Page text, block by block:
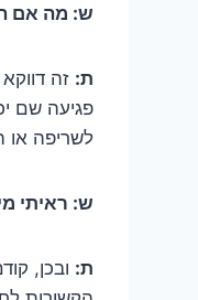
ש: מה אם
ת: זה
פגיעה שם
לשריפה
ש: ראיתי
ת: ובכן,